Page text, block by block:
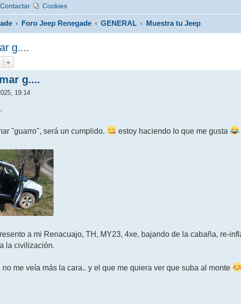
Contactar Cookies
Foro Jeep Renegade GENERAL Muestra tu Jeep
g....
g....
19:14
"guarro", será un cumplido. estoy haciendo lo que me gusta
a mi Renacuajo, TH, MY23, 4xe, bajando de la cabaña, re-
la civilización.
me veía más la cara.. y el que me quiera ver que suba al monte